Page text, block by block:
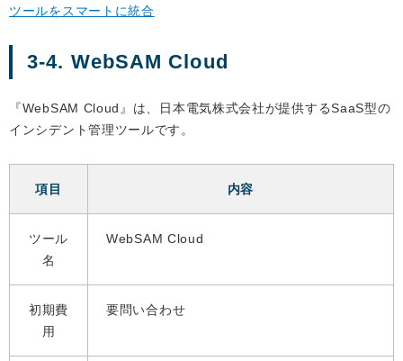
ツールをスマートに統合
3-4. WebSAM Cloud
『WebSAM Cloud』は、日本電気株式会社が提供するSaaS型の
インシデント管理ツールです。
項目 内容
ツール
名
WebSAM Cloud
初期費
用
要問い合わせ